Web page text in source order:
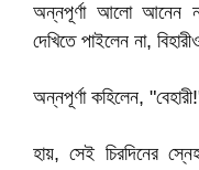
অন্নপূর্ণা আলো আনেন
দেখিতে পাইলেন না,
অন্নপূর্ণা কহিলেন,
হায়, সেই চিরদিনের